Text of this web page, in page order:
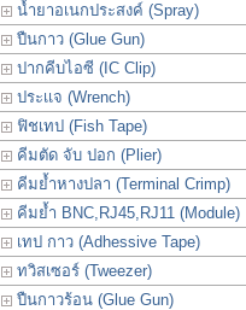
น้ำยาอเนกประสงค์ (Spray)
ปืนกาว (Glue Gun)
ปากคีบไอซี (IC Clip)
ประเเจ (Wrench)
ฟิชเทป (Fish Tape)
คีมตัด จับ ปอก (Plier)
คีมย้ำหางปลา (Terminal Crimp)
คีมย้ำ BNC,RJ45,RJ11 (Module)
เทป กาว (Adhessive Tape)
ทวิสเซอร์ (Tweezer)
ปืนกาวร้อน (Glue Gun)